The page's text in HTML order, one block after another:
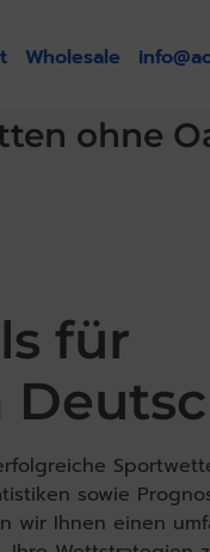
Wholesale
ohne
für
sowie
wir Ihnen einen